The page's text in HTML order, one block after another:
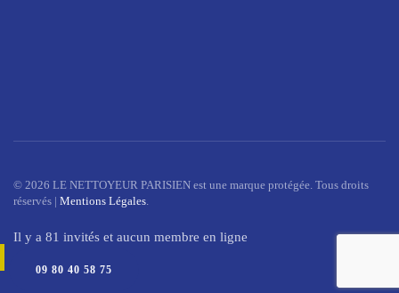
09 80 40 58 75
© 2026 LE NETTOYEUR PARISIEN est une marque protégée. Tous droits
réservés | Mentions Légales
Il y a 81 invités et aucun membre en ligne